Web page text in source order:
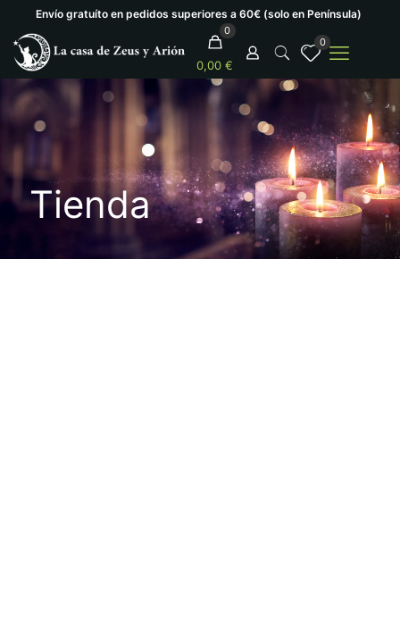
Envío gratuíto en pedidos superiores a 60€ (solo en Península)
0
0,00 €
0
Tienda